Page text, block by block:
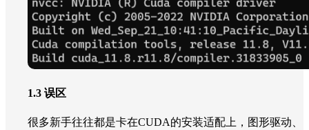
1.3 误区
很多新手往往都是卡在CUDA的安装适配上，图形驱动、